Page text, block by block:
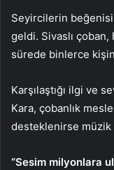
Seyircilerin
geldi. Sivaslı çoban,
sürede binlerce
Karşılaştığı ilgi ve
Kara, çobanlık
desteklenirse müzik
“Sesim milyonlara